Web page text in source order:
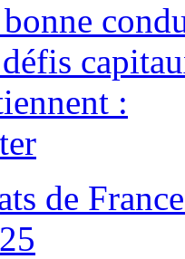
:
de